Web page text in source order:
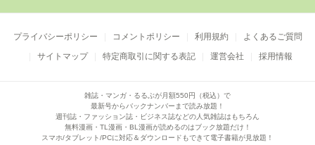
プライバシーポリシー コメントポリシー 利用規約
よくあるご質問
サイトマップ
特定商取引に関する表記 運営会社 採用情報
雑誌・マンガ・るるぶが月額550円（税込）で
最新号からバックナンバーまで読み放題！
週刊誌・ファッション誌・ビジネス誌などの人気雑誌はもちろん
無料漫画・TL漫画・BL漫画が読めるのはブック放題だけ！
スマホ/タブレット/PCに対応＆ダウンロードもできて電子書籍が見放題！